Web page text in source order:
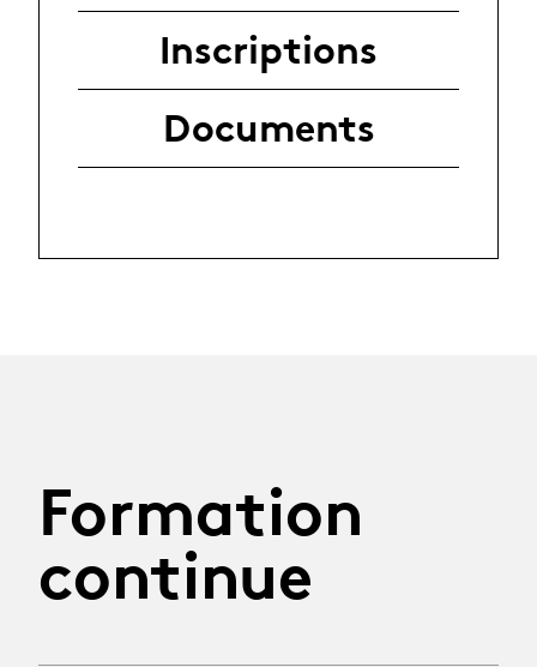
Inscriptions
Documents
Formation
continue